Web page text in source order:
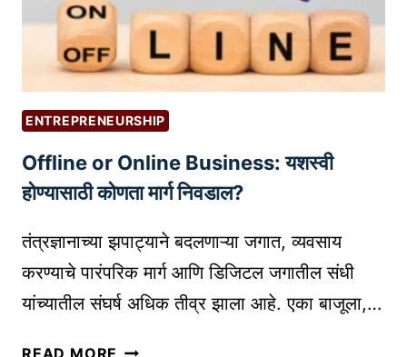
E
R
S
B
S
N
E
S
S
N
C
Y
प
शे
अ
र्स
:
तु
च्या
पो
र्ट
फो
ENTREPRENEURSHIP
Offline or Online Business: यशस्वी
होण्यासाठी कोणता मार्ग निवडाल?
तंत्रज्ञानाच्या झपाट्याने बदलणाऱ्या जगात, व्यवसाय
करण्याचे पारंपरिक मार्ग आणि डिजिटल जगातील संधी
यांच्यातील संघर्ष अधिक तीव्र झाला आहे. एका बाजूला,…
O